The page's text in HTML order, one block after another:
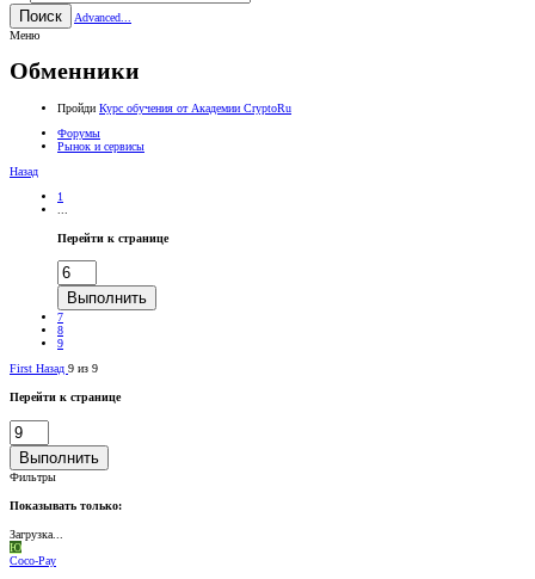
Поиск
Advanced...
Меню
Обменники
Пройди Курс обучения от Академии CryptoRu
Форумы
Рынок и сервисы
Назад
1
Перейти к странице
Выполнить
7
8
9
First Назад 9 из 9
Перейти к странице
Выполнить
Фильтры
Показывать только:
Загрузка...
Ю
Coco-Pay